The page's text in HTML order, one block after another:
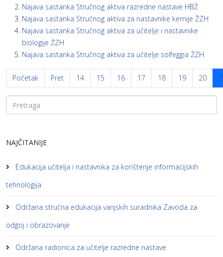
Najava sastanka Stručnog aktiva razredne nastave HBŽ
Najava sastanka Stručnog aktiva za nastavnike kemije ŽZH
Najava sastanka Stručnog aktiva za učitelje i nastavnike
biologije ŽZH
Najava sastanka Stručnog aktiva za učitelje solfeggia ŽZH
Početak Pret 14 15 16 17 18 19 20
NAJČITANIJE
Edukacija učitelja i nastavnika za korištenje informacijskih
tehnologija
Održana stručna edukacija vanjskih suradnika Zavoda za
odgoj i obrazovanje
Održana radionica za učitelje razredne nastave